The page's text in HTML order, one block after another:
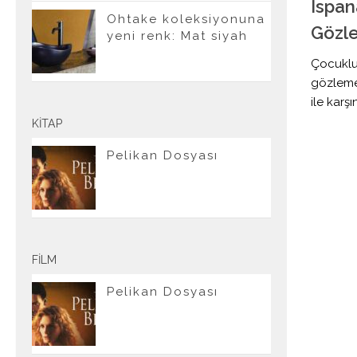
ile
Ohtake koleksiyonuna
yeni renk: Mat siyah
KITAP
Pelikan Dosyası
FILM
Pelikan Dosyası